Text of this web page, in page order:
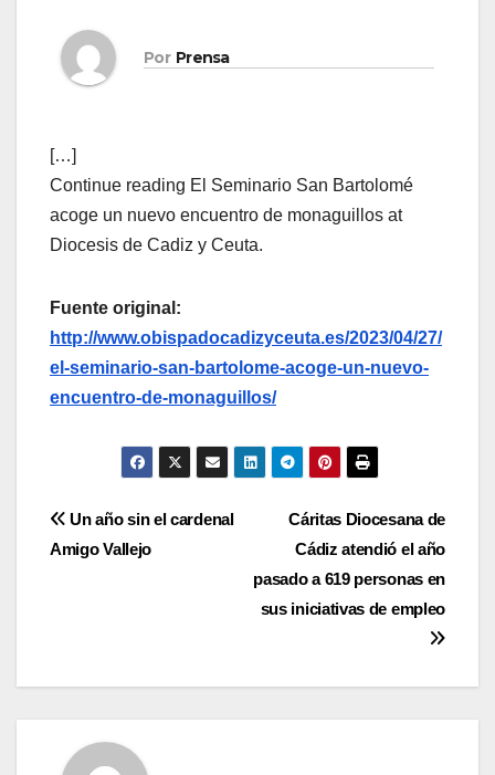
Por Prensa
[…]
Continue reading El Seminario San Bartolomé
acoge un nuevo encuentro de monaguillos at
Diocesis de Cadiz y Ceuta.
Fuente original:
http://www.obispadocadizyceuta.es/2023/04/27/
el-seminario-san-bartolome-acoge-un-nuevo-
encuentro-de-monaguillos/
Navegación
de
Cáritas Diocesana de
Cádiz atendió el año
pasado a 619 personas en
sus iniciativas de empleo
Un año sin el cardenal
Amigo Vallejo